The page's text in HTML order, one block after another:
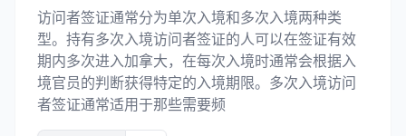
访问者签证通常分为单次入境和多次入境两种类
型。持有多次入境访问者签证的人可以在签证有效
期内多次进入加拿大，在每次入境时通常会根据入
境官员的判断获得特定的入境期限。多次入境访问
者签证通常适用于那些需要频